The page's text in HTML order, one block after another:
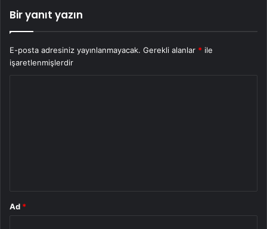
Bir yanıt yazın
E-posta adresiniz yayınlanmayacak. Gerekli alanlar * ile
işaretlenmişlerdir
Ad *